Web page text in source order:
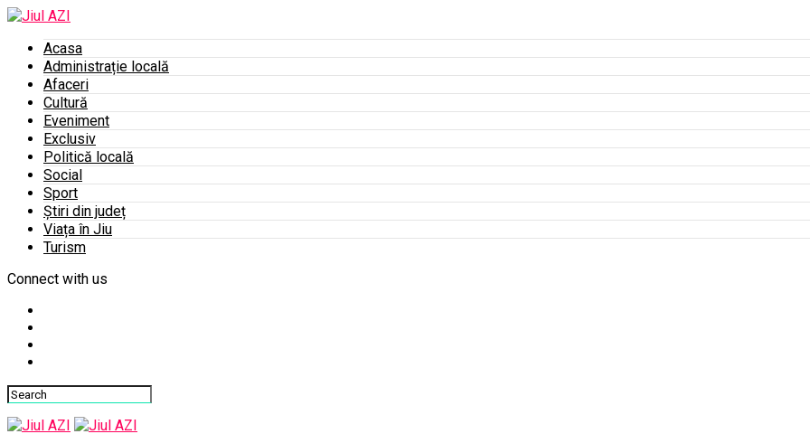
Acasa
Administrație locală
Afaceri
Cultură
Eveniment
Exclusiv
Politică locală
Social
Sport
Știri din județ
Viața în Jiu
Turism
Connect with us